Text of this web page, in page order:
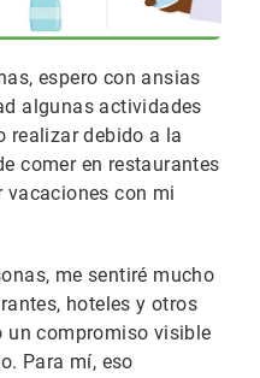
espero con ansias
algunas actividades
realizar debido a la
comer en restaurantes
vacaciones con mi
me sentiré mucho
hoteles y otros
un compromiso visible
Para mí, eso